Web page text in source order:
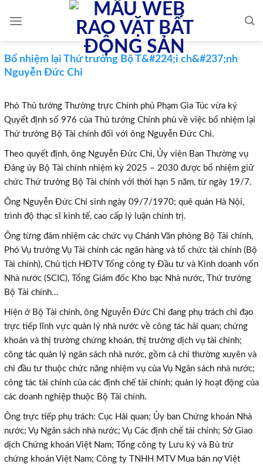
Bổ nhiệm lại Thứ trưởng Bộ T&#224;i ch&#237;nh
Nguyễn Đức Chi
Phó Thủ tướng Thường trực Chính phủ Phạm Gia Túc vừa ký
Quyết định số 976 của Thủ tướng Chính phủ về việc bổ nhiệm lại
Thứ trưởng Bộ Tài chính đối với ông Nguyễn Đức Chi.
Theo quyết định, ông Nguyễn Đức Chi, Ủy viên Ban Thường vụ
Đảng ủy Bộ Tài chính nhiệm kỳ 2025 – 2030 được bổ nhiệm giữ
chức Thứ trưởng Bộ Tài chính với thời hạn 5 năm, từ ngày 19/7.
Ông Nguyễn Đức Chi sinh ngày 09/7/1970; quê quán Hà Nội,
trình độ thạc sĩ kinh tế, cao cấp lý luận chính trị.
Ông từng đảm nhiệm các chức vụ Chánh Văn phòng Bộ Tài chính,
Phó Vụ trưởng Vụ Tài chính các ngân hàng và tổ chức tài chính (Bộ
Tài chính), Chủ tịch HĐTV Tổng công ty Đầu tư và Kinh doanh vốn
Nhà nước (SCIC), Tổng Giám đốc Kho bạc Nhà nước, Thứ trưởng
Bộ Tài chính…
Hiện ở Bộ Tài chính, ông Nguyễn Đức Chi đang phụ trách chỉ đạo
trực tiếp lĩnh vực quản lý nhà nước về công tác hải quan; chứng
khoán và thị trường chứng khoán, thị trường dịch vụ tài chính;
công tác quản lý ngân sách nhà nước, gồm cả chi thường xuyên và
chi đầu tư thuộc chức năng nhiệm vụ của Vụ Ngân sách nhà nước;
công tác tài chính của các định chế tài chính; quản lý hoạt động của
các doanh nghiệp thuộc Bộ Tài chính.
Ông trực tiếp phụ trách: Cục Hải quan; Ủy ban Chứng khoán Nhà
nước; Vụ Ngân sách nhà nước; Vụ Các định chế tài chính; Sở Giao
dịch Chứng khoán Việt Nam; Tổng công ty Lưu ký và Bù trừ
chứng khoán Việt Nam; Công ty TNHH MTV Mua bán nợ Việt